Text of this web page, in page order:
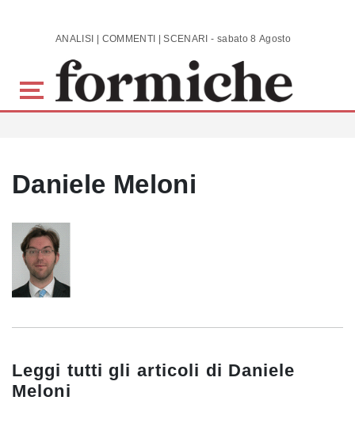
Skip to main content ANALISI | COMMENTI | SCENARI - sabato 8 Agosto 2026
Daniele Meloni
Leggi tutti gli articoli di Daniele
Meloni